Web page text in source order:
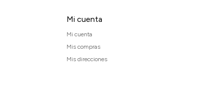
Mi cuenta
Mi cuenta
Mis compras
Mis direcciones